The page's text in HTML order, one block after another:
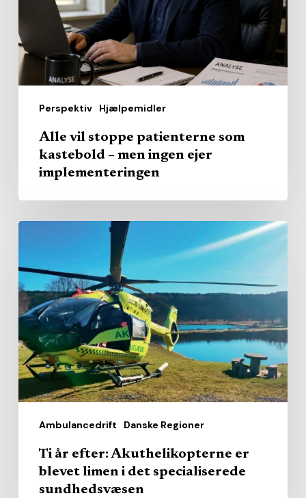
Perspektiv Hjælpemidler
kastebold
–
men
ingen
implementeringen
Alle vil stoppe patienterne som
kastebold – men ingen ejer
implementeringen
Ambulancedrift Danske Regioner
efter:
Akuthelikopterne
er
blevet
limen
i
sundhedsvæsen
Ti år efter: Akuthelikopterne er
blevet limen i det specialiserede
sundhedsvæsen